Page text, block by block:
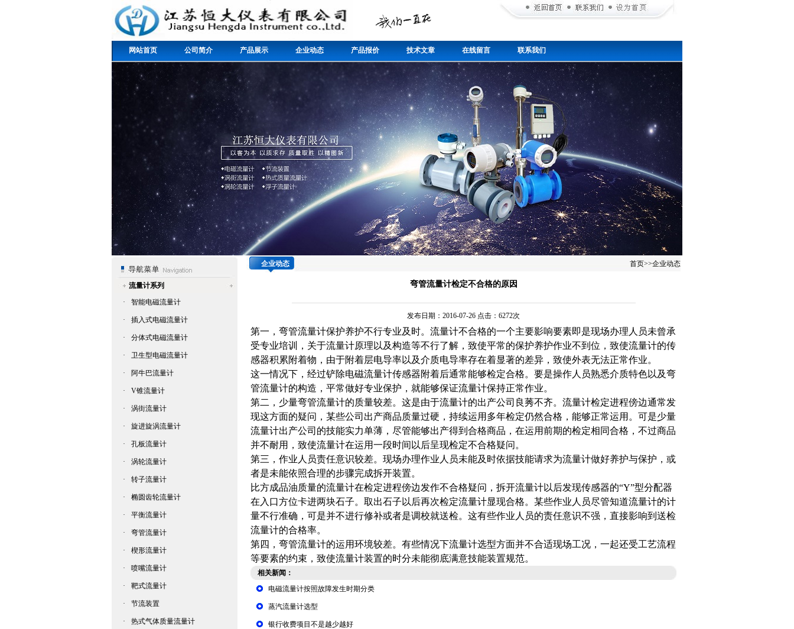
网站首页 公司简介 产品展示 企业动态 产品报价 技术文章 在线留言 联系我们
流量计系列
·
智能电磁流量计
· 插入式电磁流量计
· 分体式电磁流量计
· 卫生型电磁流量计
· 阿牛巴流量计
· V锥流量计
· 涡街流量计
· 旋进旋涡流量计
· 孔板流量计
· 涡轮流量计
· 转子流量计
· 椭圆齿轮流量计
· 平衡流量计
· 弯管流量计
· 楔形流量计
· 喷嘴流量计
· 靶式流量计
· 节流装置
· 热式气体质量流量计
企业动态 首页>>企业动态
弯管流量计检定不合格的原因
发布日期：2016-07-26 点击：6272次
第一， 弯管流量计保护养护不行专业及时。流量计不合格的一个主要影响要素即是现场办理人员未曾承
受专业培训，关于流量计原理以及构造等不行了解，致使平常的保护养护作业不到位，致使流量计的传
感器积累附着物，由于附着层电导率以及介质电导率存在着显著的差异，致使外表无法正常作业。
这一情况下，经过铲除电磁流量计传感器附着后通常能够检定合格。要是操作人员熟悉介质特色以及弯
管流量计的构造，平常做好专业保护，就能够保证流量计保持正常作业。
第二，少量弯管流量计的质量较差。这是由于流量计的出产公司良莠不齐。流量计检定进程傍边通常发
现这方面的疑问，某些公司出产商品质量过硬，持续运用多年检定仍然合格，能够正常运用。可是少量
流量计出产公司的技能实力单薄，尽管能够出产得到合格商品，在运用前期的检定相同合格，不过商品
并不耐用，致使流量计在运用一段时间以后呈现检定不合格疑问。
第三，作业人员责任意识较差。现场办理作业人员未能及时依据技能请求为流量计做好养护与保护，或
者是未能依照合理的步骤完成拆开装置。
比方成品油质量的流量计在检定进程傍边发作不合格疑问，拆开流量计以后发现传感器的“Y”型分配器
在入口方位卡进两块石子。取出石子以后再次检定流量计显现合格。某些作业人员尽管知道流量计的计
量不行准确，可是并不进行修补或者是调校就送检。这有些作业人员的责任意识不强，直接影响到送检
流量计的合格率。
第四， 弯管流量计的运用环境较差。有些情况下流量计选型方面并不合适现场工况，一起还受工艺流程
等要素的约束，致使流量计装置的时分未能彻底满意技能装置规范。
相关新闻：
电磁流量计按照故障发生时期分类
蒸汽流量计选型
银行收费项目不是越少越好